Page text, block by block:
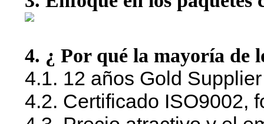
4. ¿ Por qué la mayoría de
4.1. 12 años Gold
4.2. Certificado ISO9002,